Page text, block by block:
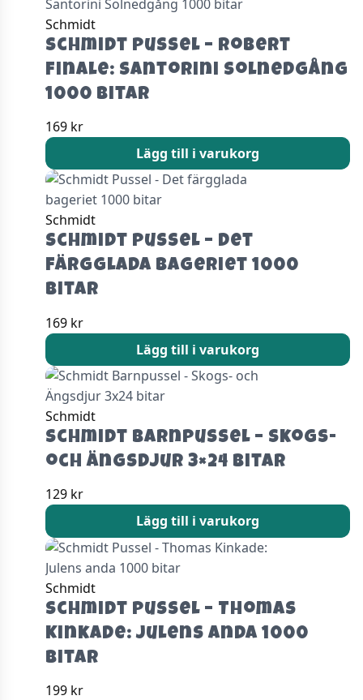
Schmidt
Schmidt Pussel – Robert
Finale: Santorini Solnedgång
1000 bitar
169 kr
Lägg till i varukorg
Schmidt
Schmidt Pussel – Det
färgglada bageriet 1000
bitar
169 kr
Lägg till i varukorg
Schmidt
Schmidt Barnpussel – Skogs-
och Ängsdjur 3×24 bitar
129 kr
Lägg till i varukorg
Schmidt
Schmidt Pussel – Thomas
Kinkade: Julens anda 1000
bitar
199 kr